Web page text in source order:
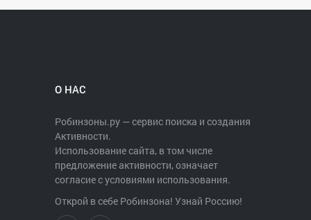
О НАС
Робинзоны.ру — сервис поиска и создания
Активности.
Использование сайта, в том числе
предложение активности, означает
согласие с условиями использования.
Открой в себе Робинзона! Узнай Россию!